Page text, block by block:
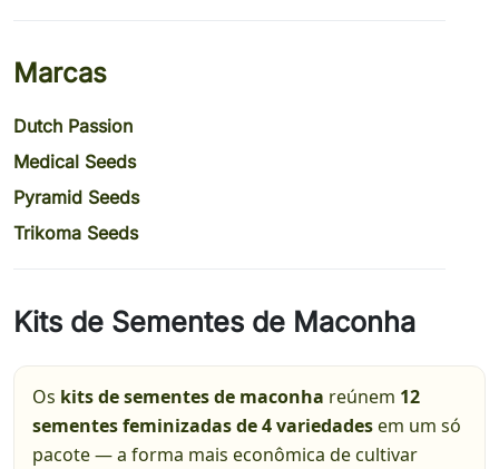
Marcas
Dutch Passion
Medical Seeds
Pyramid Seeds
Trikoma Seeds
Kits de Sementes de Maconha
Os kits de sementes de maconha reúnem 12
sementes feminizadas de 4 variedadesem um só
pacote — a forma mais econômica de cultivar